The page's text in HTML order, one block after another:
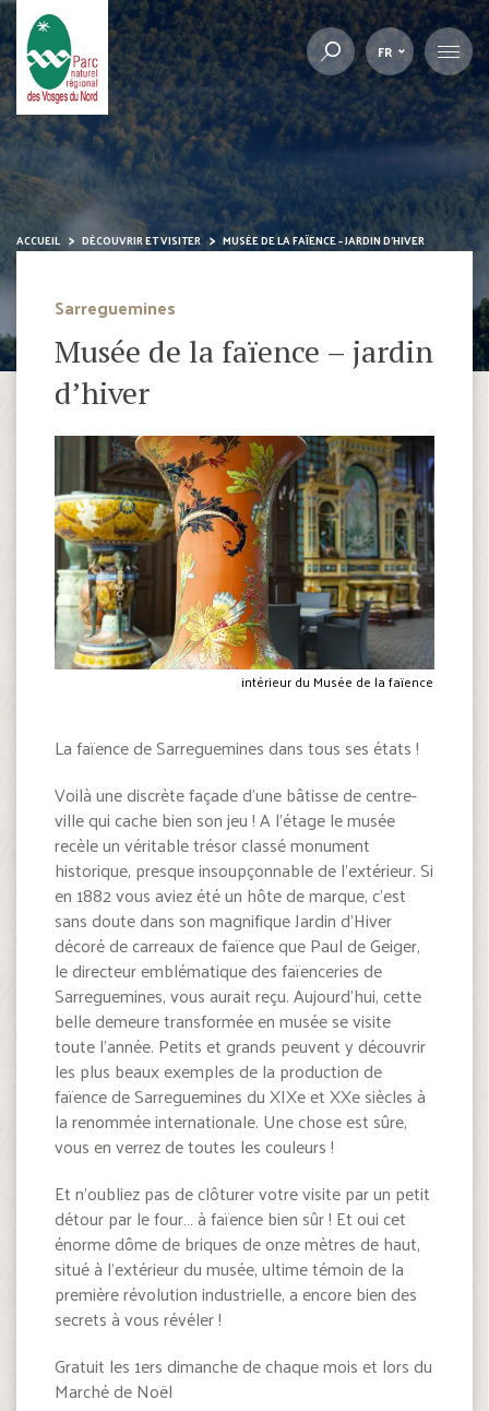
FR
ACCUEIL DÉCOUVRIR ET VISITER MUSÉE DE LA FAÏENCE – JARDIN D’HIVER
Sarreguemines
Musée de la faïence – jardin
d’hiver
intérieur du Musée de la faïence
La faïence de Sarreguemines dans tous ses états !
Voilà une discrète façade d’une bâtisse de centre-
ville qui cache bien son jeu ! A l’étage le musée
recèle un véritable trésor classé monument
historique, presque insoupçonnable de l’extérieur. Si
en 1882 vous aviez été un hôte de marque, c’est
sans doute dans son magnifique Jardin d’Hiver
décoré de carreaux de faïence que Paul de Geiger,
le directeur emblématique des faïenceries de
Sarreguemines, vous aurait reçu. Aujourd’hui, cette
belle demeure transformée en musée se visite
toute l’année. Petits et grands peuvent y découvrir
les plus beaux exemples de la production de
faïence de Sarreguemines du XIXe et XXe siècles à
la renommée internationale. Une chose est sûre,
vous en verrez de toutes les couleurs !
Et n’oubliez pas de clôturer votre visite par un petit
détour par le four… à faïence bien sûr ! Et oui cet
énorme dôme de briques de onze mètres de haut,
situé à l’extérieur du musée, ultime témoin de la
première révolution industrielle, a encore bien des
secrets à vous révéler !
Gratuit les 1ers dimanche de chaque mois et lors du
Marché de Noël